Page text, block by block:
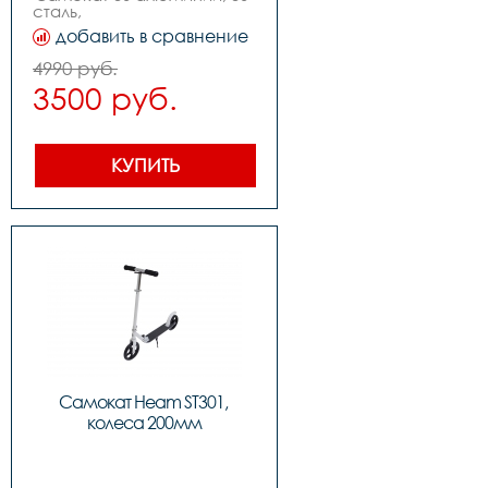
сталь,
,цвет: blackgreen,
,колеса: 145mm pu,
,подшипники: abec-7,
,вес: 2.4kg, ,нагрузка макс:
80kg
добавить в сравнение
4990 руб.
3500 руб.
КУПИТЬ
Самокат Heam ST301,
колеса 200мм